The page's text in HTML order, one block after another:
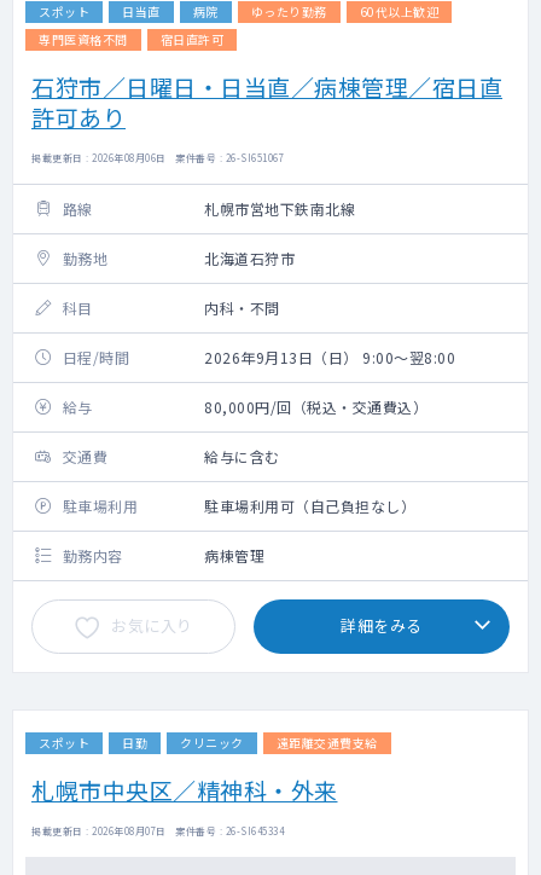
スポット 日当直 病院 ゆったり勤務
60代以上歓迎
専門医資格不問
宿日直許可
石狩市／日曜日・日当直／病棟管理／宿日直
許可あり
掲載更新日 : 2026年08月06日 案件番号 : 26-SI651067
路線 札幌市営地下鉄南北線
勤務地 北海道石狩市
科目 内科・不問
日程/時間 2026年9月13日（日） 9:00～翌8:00
給与 80,000円/回（税込・交通費込）
交通費 給与に含む
駐車場利用 駐車場利用可（自己負担なし）
勤務内容 病棟管理
お気に入り 詳細をみる
スポット 日勤 クリニック 遠距離交通費支給
札幌市中央区／精神科・外来
掲載更新日 : 2026年08月07日 案件番号 : 26-SI645334